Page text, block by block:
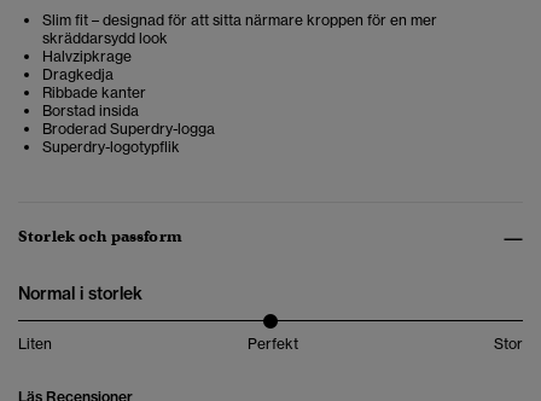
Slim fit – designad för att sitta närmare kroppen för en mer
skräddarsydd look
Halvzipkrage
Dragkedja
Ribbade kanter
Borstad insida
Broderad Superdry-logga
Superdry-logotypflik
Storlek och passform
Normal i storlek
Liten Perfekt Stor
Läs Recensioner